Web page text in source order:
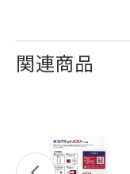
関連商品